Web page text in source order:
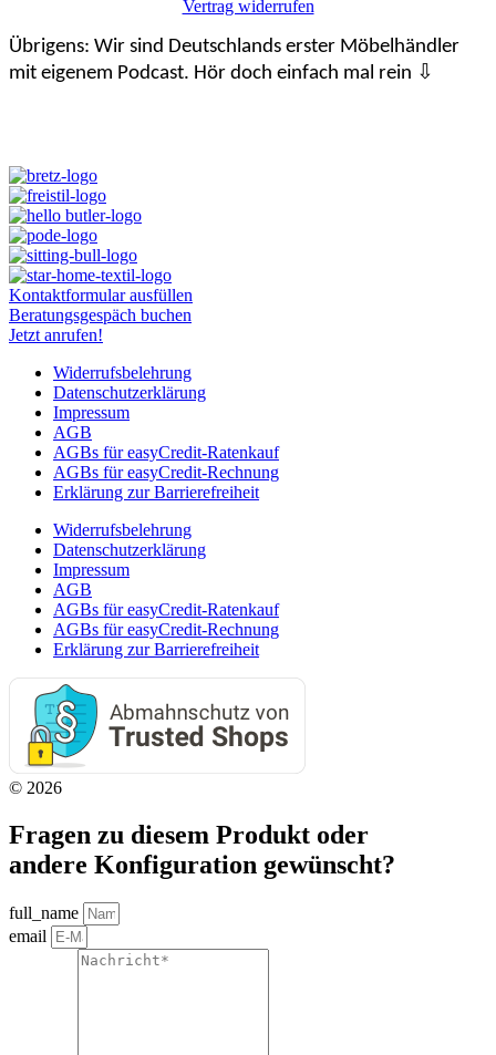
Vertrag widerrufen
Übrigens: Wir sind Deutschlands erster Möbelhändler
mit eigenem Podcast. Hör doch einfach mal rein ⇩
Kontaktformular ausfüllen
Beratungsgespäch buchen
Jetzt anrufen!
Widerrufsbelehrung
Datenschutzerklärung
Impressum
AGB
AGBs für easyCredit-Ratenkauf
AGBs für easyCredit-Rechnung
Erklärung zur Barrierefreiheit
Widerrufsbelehrung
Datenschutzerklärung
Impressum
AGB
AGBs für easyCredit-Ratenkauf
AGBs für easyCredit-Rechnung
Erklärung zur Barrierefreiheit
© 2026
Fragen zu diesem Produkt oder
andere Konfiguration gewünscht?
full_name
email